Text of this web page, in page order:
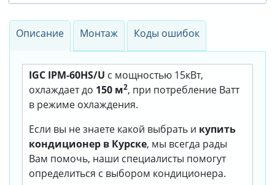
Описание Монтаж Коды ошибок
IGC IPM-60HS/U с мощностью 15кВт,
охлаждает до 150 м2, при потребление Ватт
в режиме охлаждения.
Если вы не знаете какой выбрать и купить
кондиционер в Курске, мы всегда рады
Вам помочь, наши специалисты помогут
определиться с выбором кондиционера.